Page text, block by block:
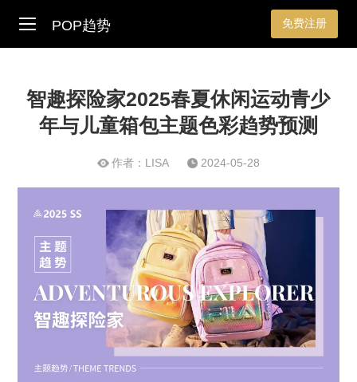
POP趋势 免费注册
智趣探险家2025春夏休闲运动青少
年与儿童箱包主题色彩趋势预测
作者：LISA 2024-05-28